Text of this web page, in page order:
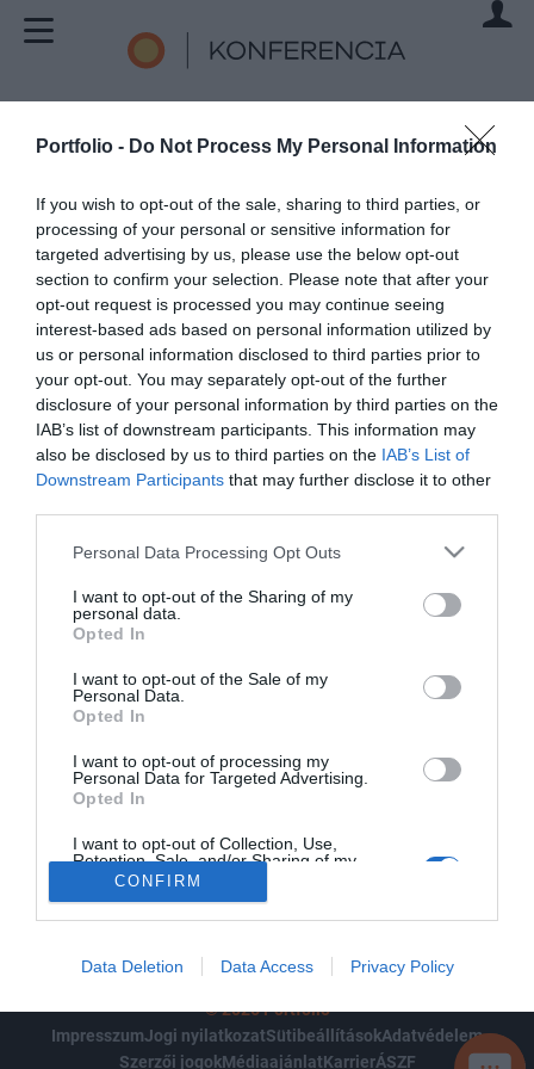
Portfolio - Do Not Process My Personal Information
If you wish to opt-out of the sale, sharing to third parties, or
processing of your personal or sensitive information for
targeted advertising by us, please use the below opt-out
section to confirm your selection. Please note that after your
opt-out request is processed you may continue seeing
interest-based ads based on personal information utilized by
us or personal information disclosed to third parties prior to
your opt-out. You may separately opt-out of the further
disclosure of your personal information by third parties on the
IAB’s list of downstream participants. This information may
also be disclosed by us to third parties on the IAB’s List of
Downstream Participants that may further disclose it to other
Personal Data Processing Opt Outs
I want to opt-out of the Sharing of my
personal data.
Opted In
I want to opt-out of the Sale of my
Personal Data.
Opted In
I want to opt-out of processing my
Personal Data for Targeted Advertising.
Opted In
I want to opt-out of Collection, Use,
Retention, Sale, and/or Sharing of my
Personal Data that Is Unrelated with the
CONFIRM
Data Deletion Data Access Privacy Policy
Bejelentkezés(1/5)
Jelentkezés a
rendezvényre
PRIVATE HEALTH FORUM 2026
2026. SZEPTEMBER 10.
Kérjük, adja meg e-mail címét.
E-mail cím
Hozza létre, vagy jelentkezzen be fiókjába, és kezelje jegyeit
egy helyen! Gyorsan és kényelmesen vásárolhat jegyeket
jegyeit, és kihasználhatja csoportos, valamint egyéb
kedvezményeinket. Már van előfizetése a Portfolio csoport
applikációink egyikének? Nem szükséges új fiókot
létrehoznia – itt is használhatja meglévő adatait a
belépéshez!
© 2026 Portfolio
ImpresszumJogi nyilatkozatSütibeállításokAdatvédelem
Szerzői jogokMédiaajánlatKarrierÁSZF